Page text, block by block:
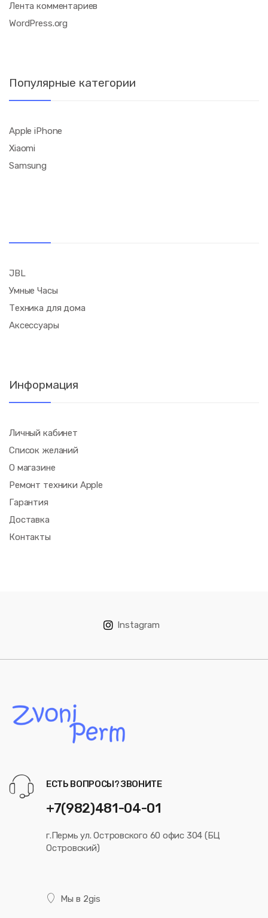
Лента комментариев
WordPress.org
Популярные категории
Apple iPhone
Xiaomi
Samsung
JBL
Умные Часы
Техника для дома
Аксессуары
Информация
Личный кабинет
Список желаний
О магазине
Ремонт техники Apple
Гарантия
Доставка
Контакты
Instagram
ЕСТЬ ВОПРОСЫ? ЗВОНИТЕ
+7(982)481-04-01
г.Пермь ул. Островского 60 офис 304 (БЦ
Островский)
Мы в 2gis